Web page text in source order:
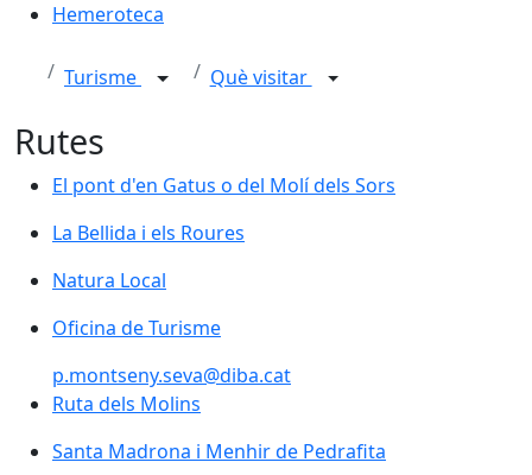
Hemeroteca
Turisme Què visitar
Rutes
El pont d'en Gatus o del Molí dels Sors
El pont d'en Gatus o del Molí dels Sors
La Bellida i els Roures
La Bellida i els Roures
Natura Local
Natura Local
Oficina de Turisme
Oficina de Turisme
p.montseny.seva@diba.cat
Ruta dels Molins
Ruta dels Molins
Santa Madrona i Menhir de Pedrafita
Santa Madrona i Menhir de Pedrafita